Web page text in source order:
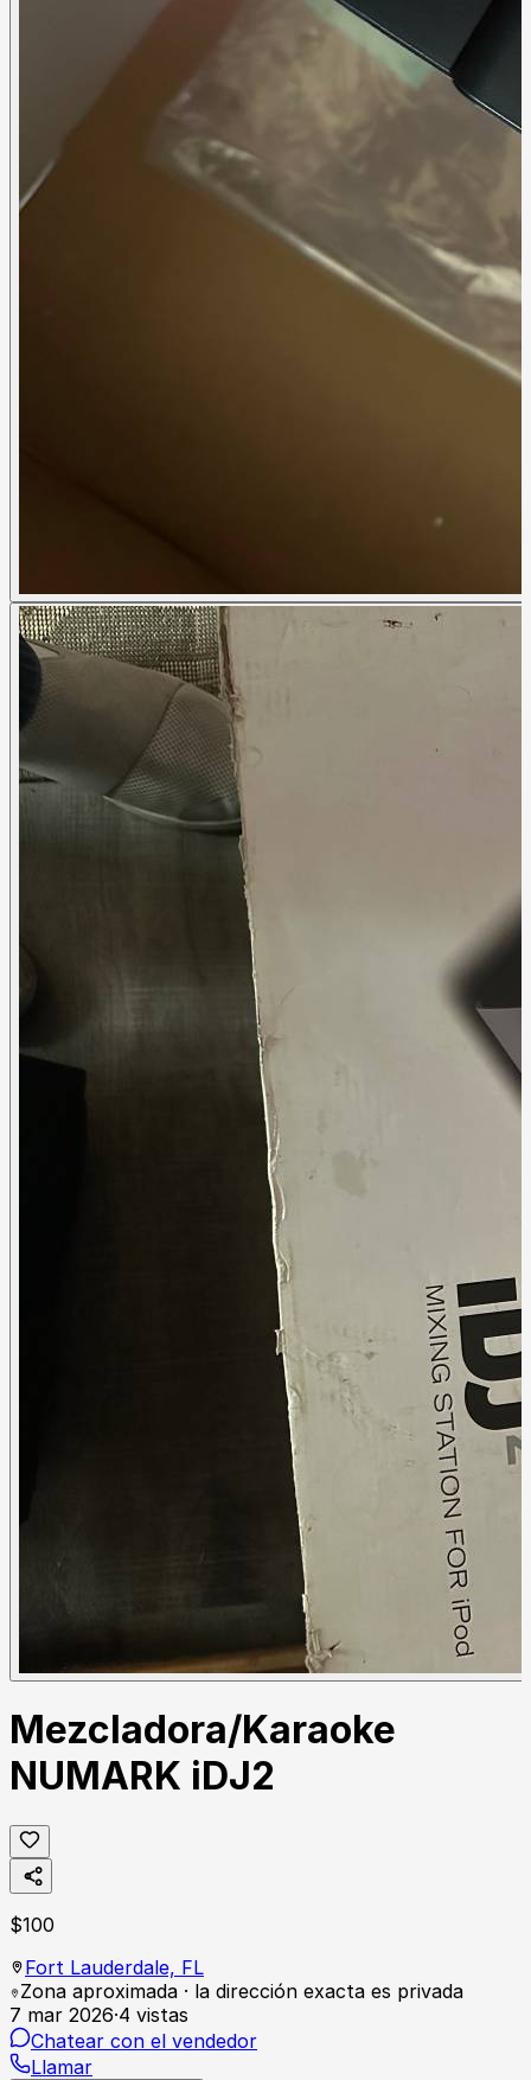
Mezcladora/Karaoke
NUMARK iDJ2
$100
Fort Lauderdale, FL
Zona aproximada · la dirección exacta es privada
7 mar 2026·4 vistas
Chatear con el vendedor
Llamar